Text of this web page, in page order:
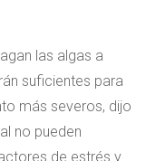
las algas a
suficientes para
más severos, dijo
no pueden
de estrés y